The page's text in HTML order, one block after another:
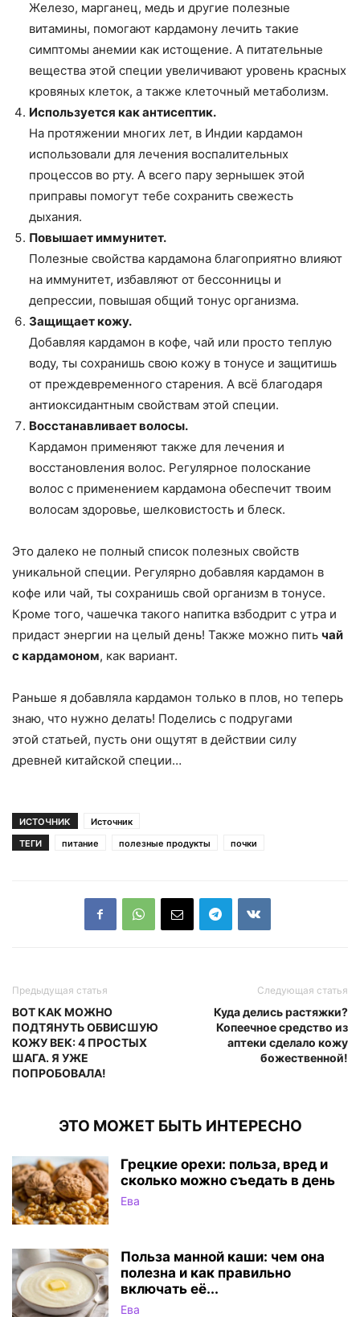
Железо, марганец, медь и другие полезные
витамины, помогают кардамону лечить такие
симптомы анемии как истощение. А питательные
вещества этой специи увеличивают уровень красных
кровяных клеток, а также клеточный метаболизм.
Используется как антисептик.
На протяжении многих лет, в Индии кардамон
использовали для лечения воспалительных
процессов во рту. А всего пару зернышек этой
приправы помогут тебе сохранить свежесть
дыхания.
Повышает иммунитет.
Полезные свойства кардамона благоприятно влияют
на иммунитет, избавляют от бессонницы и
депрессии, повышая общий тонус организма.
Защищает кожу.
Добавляя кардамон в кофе, чай или просто теплую
воду, ты сохранишь свою кожу в тонусе и защитишь
от преждевременного старения. А всё благодаря
антиоксидантным свойствам этой специи.
Восстанавливает волосы.
Кардамон применяют также для лечения и
восстановления волос. Регулярное полоскание
волос с применением кардамона обеспечит твоим
волосам здоровье, шелковистость и блеск.
Это далеко не полный список полезных свойств
уникальной специи. Регулярно добавляя кардамон в
кофе или чай, ты сохранишь свой организм в тонусе.
Кроме того, чашечка такого напитка взбодрит с утра и
придаст энергии на целый день! Также можно пить чай
с кардамоном, как вариант.
Раньше я добавляла кардамон только в плов, но теперь
знаю, что нужно делать! Поделись с подругами
этой статьей, пусть они ощутят в действии силу
древней китайской специи…
ИСТОЧНИК
Источник
ТЕГИ
питание полезные продукты почки
Предыдущая статья
ВОТ КАК МОЖНО
ПОДТЯНУТЬ ОБВИСШУЮ
КОЖУ ВЕК: 4 ПРОСТЫХ
ШАГА. Я УЖЕ
ПОПРОБОВАЛА!
Следующая статья
Куда делись растяжки?
Копеечное средство из
аптеки сделало кожу
божественной!
ЭТО МОЖЕТ БЫТЬ ИНТЕРЕСНО
Грецкие орехи: польза, вред и
сколько можно съедать в день
Ева
Польза манной каши: чем она
полезна и как правильно
включать её...
Ева